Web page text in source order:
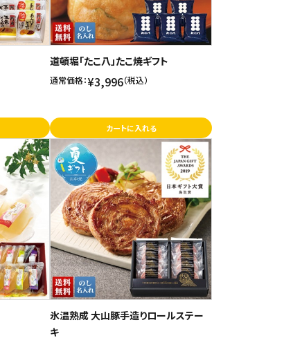
道頓堀「たこ八」たこ焼ギフト
通常価格：¥3,996（税込）
カートに入れる
氷温熟成 大山豚手造りロールステー
キ